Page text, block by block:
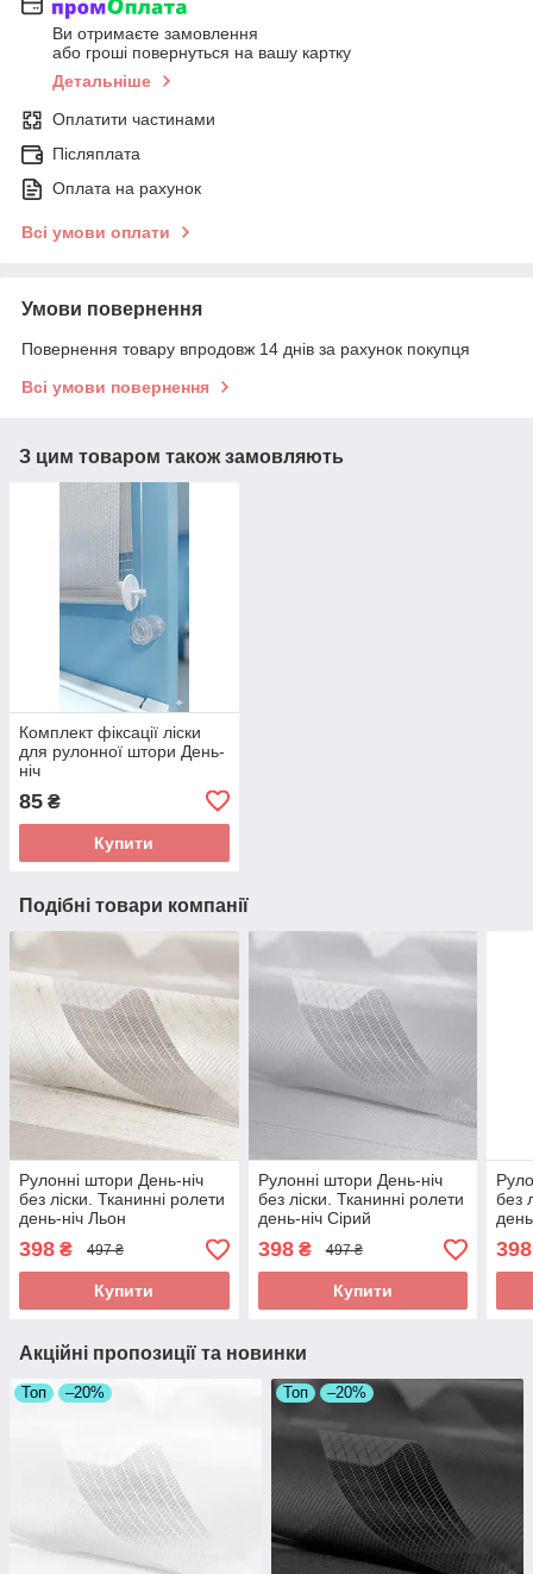
Ви отримаєте замовлення
або гроші повернуться на вашу картку
Детальніше
Оплатити частинами
Післяплата
Оплата на рахунок
Всі умови оплати
Умови повернення
Повернення товару впродовж 14 днів за рахунок покупця
Всі умови повернення
З цим товаром також замовляють
Комплект фіксації ліски
для рулонної штори День-
ніч
85 ₴
Купити
Подібні товари компанії
Рулонні штори День-ніч
без ліски. Тканинні ролети
день-ніч Льон
398 ₴ 497 ₴
Купити
Рулонні штори День-ніч
без ліски. Тканинні ролети
день-ніч Сірий
398₴ 497 ₴
Купити
без
398
Акційні пропозиції та новинки
Топ –20% Топ –20%